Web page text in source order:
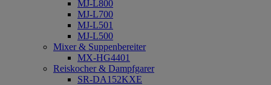
MJ-L800
MJ-L700
MJ-L501
MJ-L500
Mixer & Suppenbereiter
MX-HG4401
Reiskocher & Dampfgarer
SR-DA152KXE